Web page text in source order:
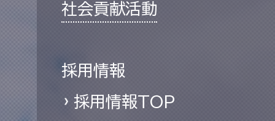
社会貢献活動
採用情報
採用情報TOP